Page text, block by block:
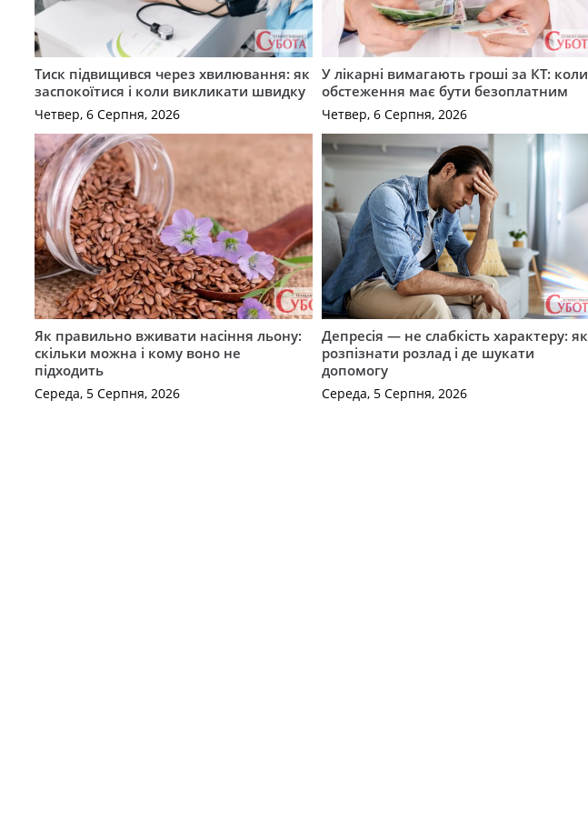
Тиск підвищився через хвилювання: як
заспокоїтися і коли викликати швидку
Четвер, 6 Серпня, 2026
У лікарні вимагають гроші за КТ: коли
обстеження має бути безоплатним
Четвер, 6 Серпня, 2026
Як правильно вживати насіння льону:
скільки можна і кому воно не
підходить
Середа, 5 Серпня, 2026
Депресія — не слабкість характеру: як
розпізнати розлад і де шукати
допомогу
Середа, 5 Серпня, 2026